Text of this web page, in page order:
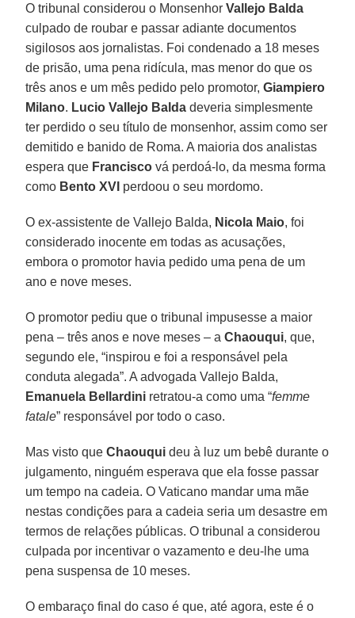
O tribunal considerou o MonsenhorVallejo Balda
culpado de roubar e passar adiante documentos
sigilosos aos jornalistas. Foi condenado a 18 meses
de prisão, uma pena ridícula, mas menor do que os
três anos e um mês pedido pelo promotor,Giampiero
Milano. Lucio Vallejo Balda deveria simplesmente
ter perdido o seu título de monsenhor, assim como ser
demitido e banido de Roma. A maioria dos analistas
espera que Francisco vá perdoá-lo, da mesma forma
como Bento XVI perdoou o seu mordomo.
O ex-assistente de Vallejo Balda, Nicola Maio, foi
considerado inocente em todas as acusações,
embora o promotor havia pedido uma pena de um
ano e nove meses.
O promotor pediu que o tribunal impusesse a maior
pena – três anos e nove meses – aChaouqui, que,
segundo ele, “inspirou e foi a responsável pela
conduta alegada”. A advogada Vallejo Balda,
Emanuela Bellardini retratou-a como uma “femme
fatale” responsável por todo o caso.
Mas visto queChaouqui deu à luz um bebê durante o
julgamento, ninguém esperava que ela fosse passar
um tempo na cadeia. O Vaticano mandar uma mãe
nestas condições para a cadeia seria um desastre em
termos de relações públicas. O tribunal a considerou
culpada por incentivar o vazamento e deu-lhe uma
pena suspensa de 10 meses.
O embaraço final do caso é que, até agora, este é o